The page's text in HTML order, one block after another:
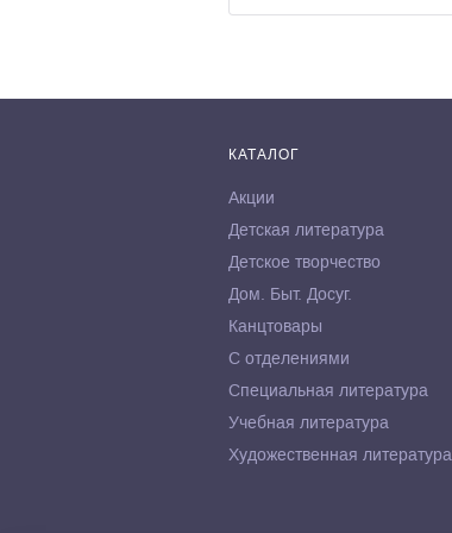
КАТАЛОГ
Акции
Детская литература
Детское творчество
Дом. Быт. Досуг.
Канцтовары
С отделениями
Специальная литература
Учебная литература
Художественная литература